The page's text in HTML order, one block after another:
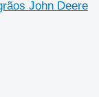
John Deere